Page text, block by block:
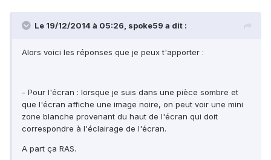
Le 19/12/2014 à 05:26, spoke59 a dit :
Alors voici les réponses que je peux t'apporter :
- Pour l'écran : lorsque je suis dans une pièce sombre et
que l'écran affiche une image noire, on peut voir une mini
zone blanche provenant du haut de l'écran qui doit
correspondre à l'éclairage de l'écran.
A part ça RAS.